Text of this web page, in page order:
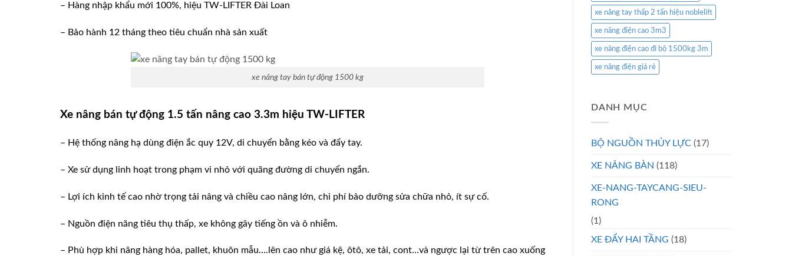
– Hàng nhập khẩu mới 100%, hiệu TW-LIFTER Đài Loan
– Bảo hành 12 tháng theo tiêu chuẩn nhà sản xuất
xe nâng tay bán tự động 1500 kg
Xe nâng bán tự động 1.5 tấn nâng cao 3.3m hiệu TW-LIFTER
– Hệ thống nâng hạ dùng điện ắc quy 12V, di chuyển bằng kéo và đẩy tay.
– Xe sử dụng linh hoạt trong phạm vi nhỏ với quãng đường di chuyển ngắn.
– Lợi ích kinh tế cao nhờ trọng tải nâng và chiều cao nâng lớn, chi phí bảo dưỡng sửa chữa nhỏ, ít sự cố.
– Nguồn điện năng tiêu thụ thấp, xe không gây tiếng ồn và ô nhiễm.
– Phù hợp khi nâng hàng hóa, pallet, khuôn mẫu….lên cao như giá kệ, ôtô, xe tải, cont…và ngược lại từ trên cao xuống
xe nâng tay thấp 2 tấn hiệu noblelift
xe nâng điện cao 3m3
xe nâng điện cao đi bộ 1500kg 3m
xe nâng điện giá rẻ
DANH MỤC
BỘ NGUỒN THỦY LỰC (17)
XE NÂNG BÀN (118)
XE-NANG-TAYCANG-SIEU-
RONG
(1)
XE ĐẨY HAI TẦNG (18)